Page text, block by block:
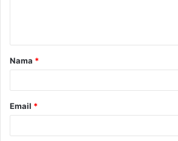
a
r
Nama *
Email *